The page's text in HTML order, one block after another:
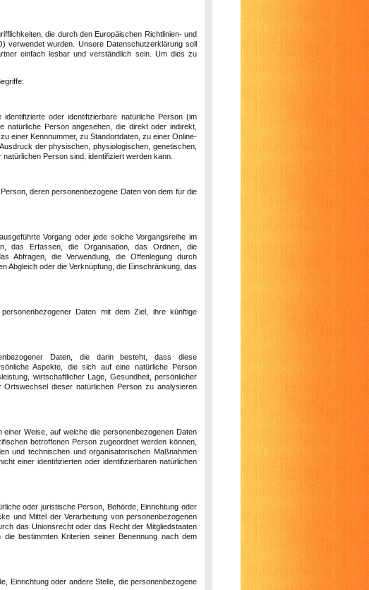
die durch den Europäischen Richtlinien- und
verwendet wurden. Unsere Datenschutzerklärung soll
einfach lesbar und verständlich sein. Um dies zu
oder identifizierbare natürliche Person (im
natürliche Person angesehen, die direkt oder indirekt,
einer Kennnummer, zu Standortdaten, zu einer Online-
der physischen, physiologischen, genetischen,
Person sind, identifiziert werden kann.
deren personenbezogene Daten von dem für die
Vorgang oder jede solche Vorgangsreihe im
das Erfassen, die Organisation, das Ordnen, die
Abfragen, die Verwendung, die Offenlegung durch
Abgleich oder die Verknüpfung, die Einschränkung, das
Daten mit dem Ziel, ihre künftige
Daten, die darin besteht, dass diese
Aspekte, die sich auf eine natürliche Person
wirtschaftlicher Lage, Gesundheit, persönlicher
Ortswechsel dieser natürlichen Person zu analysieren
Weise, auf welche die personenbezogenen Daten
betroffenen Person zugeordnet werden können,
und technischen und organisatorischen Maßnahmen
einer identifizierten oder identifizierbaren natürlichen
oder juristische Person, Behörde, Einrichtung oder
und Mittel der Verarbeitung von personenbezogenen
das Unionsrecht oder das Recht der Mitgliedstaaten
bestimmten Kriterien seiner Benennung nach dem
Einrichtung oder andere Stelle, die personenbezogene